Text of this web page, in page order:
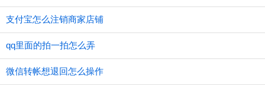
支付宝怎么注销商家店铺
qq里面的拍一拍怎么弄
微信转帐想退回怎么操作